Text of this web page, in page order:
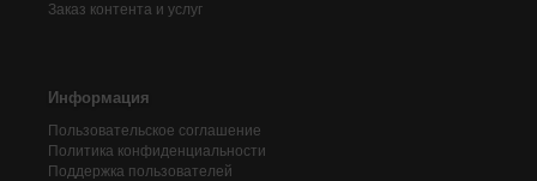
Заказ контента и услуг
Информация
Пользовательское соглашение
Политика конфиденциальности
Поддержка пользователей